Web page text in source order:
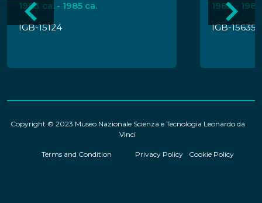
1983 ca. - 1985 ca.
IGB-15124
1983 - 1985
IGB-15635
Copyright © 2023 Museo Nazionale Scienza e Tecnologia Leonardo da
Vinci
Terms and Condition Privacy Policy Cookie Policy